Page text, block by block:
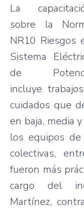
La
sobre la
NR10 Riesgos
Sistema
de
incluye trabajos
cuidados que
en baja, media y
losequipos de
colectivas,
fueron más
cargo del
Martínez,